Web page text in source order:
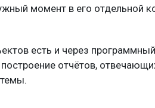
момент в его отдельной
есть и через
отчётов,